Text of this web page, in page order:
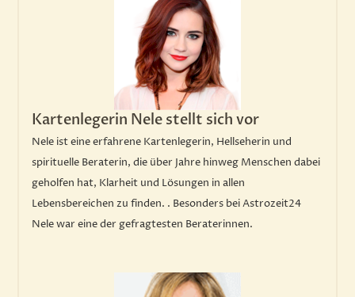
Kartenlegerin Nele stellt sich vor
Nele ist eine erfahrene Kartenlegerin, Hellseherin und
spirituelle Beraterin, die über Jahre hinweg Menschen dabei
geholfen hat, Klarheit und Lösungen in allen
Lebensbereichen zu finden. . Besonders bei Astrozeit24
Nele war eine der gefragtesten Beraterinnen.